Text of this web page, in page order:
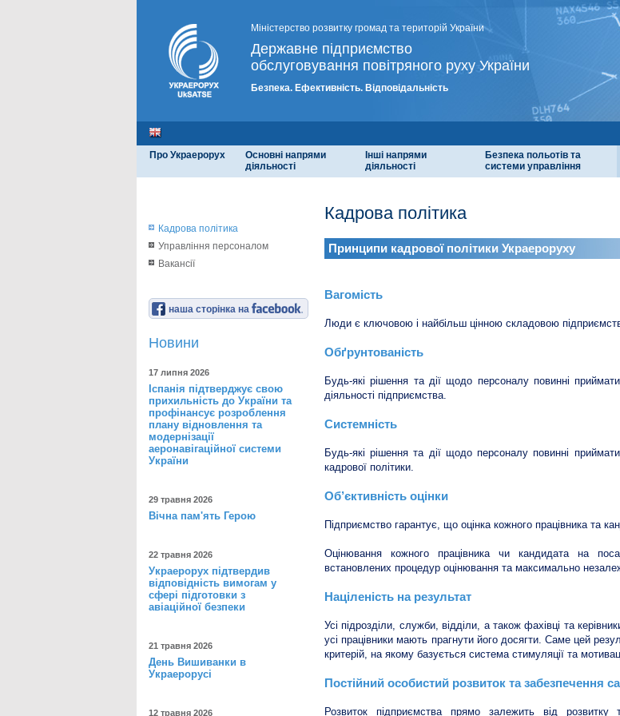
Міністерство розвитку громад та територій України
Державне підприємство
обслуговування повітряного руху України
Безпека. Ефективність. Відповідальність
Про Украерорух
Основні напрями
діяльності
Інші напрями
діяльності
Безпека польотів та
системи управління
Кадрова політика
Управління персоналом
Вакансії
наша сторінка на
Новини
17 липня 2026
Іспанія підтверджує свою
прихильність до України та
профінансує розроблення
плану відновлення та
модернізації
аеронавігаційної системи
України
29 травня 2026
Вічна пам'ять Герою
22 травня 2026
Украерорух підтвердив
відповідність вимогам у
сфері підготовки з
авіаційної безпеки
21 травня 2026
День Вишиванки в
Украерорусі
12 травня 2026
Кадрова політика
Принципи кадрової політики Украероруху
Вагомість
Люди є ключовою і найбільш цінною складовою
Обґрунтованість
Будь-які рішення та дії щодо персоналу повинні
діяльності підприємства.
Системність
Будь-які рішення та дії щодо персоналу повинні
кадрової політики.
Об’єктивність оцінки
Підприємство гарантує, що оцінка кожного працівника та
Оцінювання кожного працівника чи кандидата на
встановлених процедур оцінювання та максимально
Націленість на результат
Усі підрозділи, служби, відділи, а також фахівці та
усі працівники мають прагнути його досягти. Саме цей
критерій, на якому базується система стимуляції та
Постійний особистий розвиток та забезпечення
Розвиток підприємства прямо залежить від розвитку